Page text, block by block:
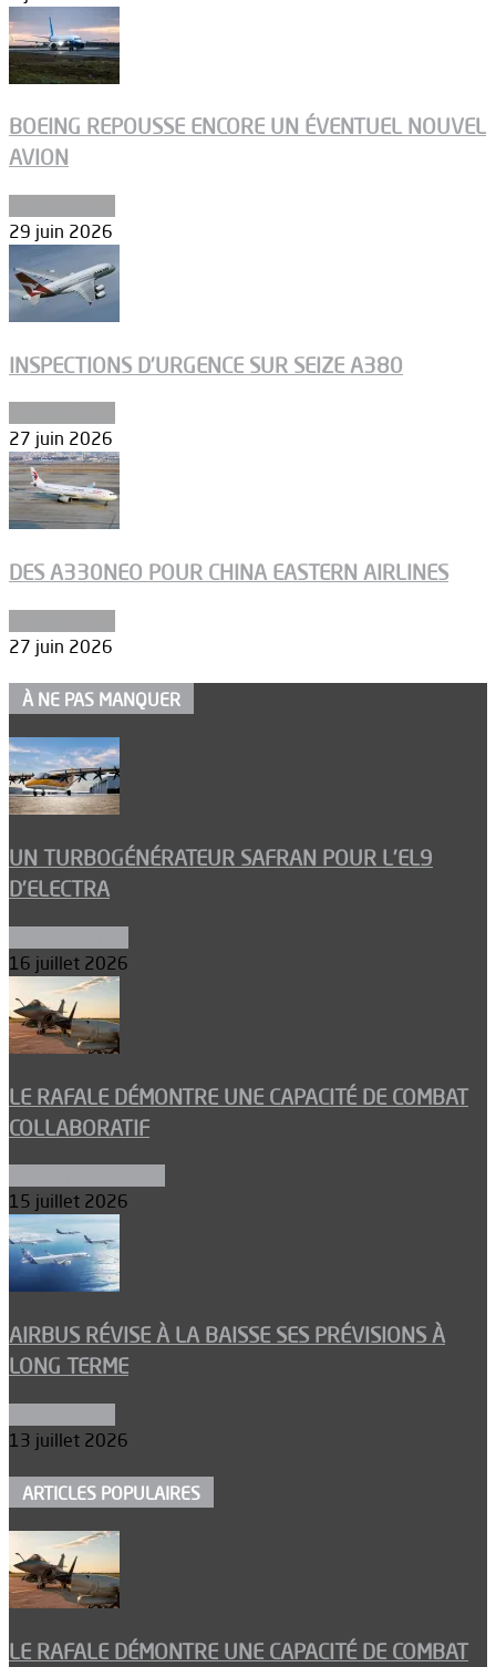
BOEING REPOUSSE ENCORE UN ÉVENTUEL NOUVEL
AVION
29 juin 2026
INSPECTIONS D’URGENCE SUR SEIZE A380
27 juin 2026
DES A330NEO POUR CHINA EASTERN AIRLINES
27 juin 2026
À NE PAS MANQUER
UN TURBOGÉNÉRATEUR SAFRAN POUR L’EL9
D’ELECTRA
16 juillet 2026
LE RAFALE DÉMONTRE UNE CAPACITÉ DE COMBAT
COLLABORATIF
15 juillet 2026
AIRBUS RÉVISE À LA BAISSE SES PRÉVISIONS À
LONG TERME
13 juillet 2026
ARTICLES POPULAIRES
LE RAFALE DÉMONTRE UNE CAPACITÉ DE COMBAT